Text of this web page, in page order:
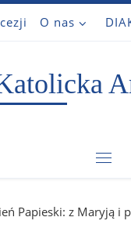
O nas
Papieski: z Maryją i